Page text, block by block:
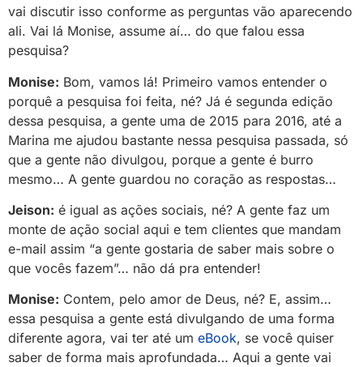
vai discutir isso conforme as perguntas vão aparecendo
ali. Vai lá Monise, assume aí… do que falou essa
pesquisa?
Monise: Bom, vamos lá! Primeiro vamos entender o
porquê a pesquisa foi feita, né? Já é segunda edição
dessa pesquisa, a gente uma de 2015 para 2016, até a
Marina me ajudou bastante nessa pesquisa passada, só
que a gente não divulgou, porque a gente é burro
mesmo… A gente guardou no coração as respostas…
Jeison: é igual as ações sociais, né? A gente faz um
monte de ação social aqui e tem clientes que mandam
e-mail assim “a gente gostaria de saber mais sobre o
que vocês fazem”… não dá pra entender!
Monise: Contem, pelo amor de Deus, né? E, assim…
essa pesquisa a gente está divulgando de uma forma
diferente agora, vai ter até um eBook, se você quiser
saber de forma mais aprofundada… Aqui a gente vai